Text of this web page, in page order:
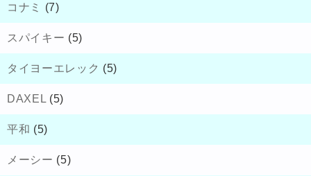
コナミ (7)
スパイキー (5)
タイヨーエレック (5)
DAXEL (5)
平和 (5)
メーシー (5)